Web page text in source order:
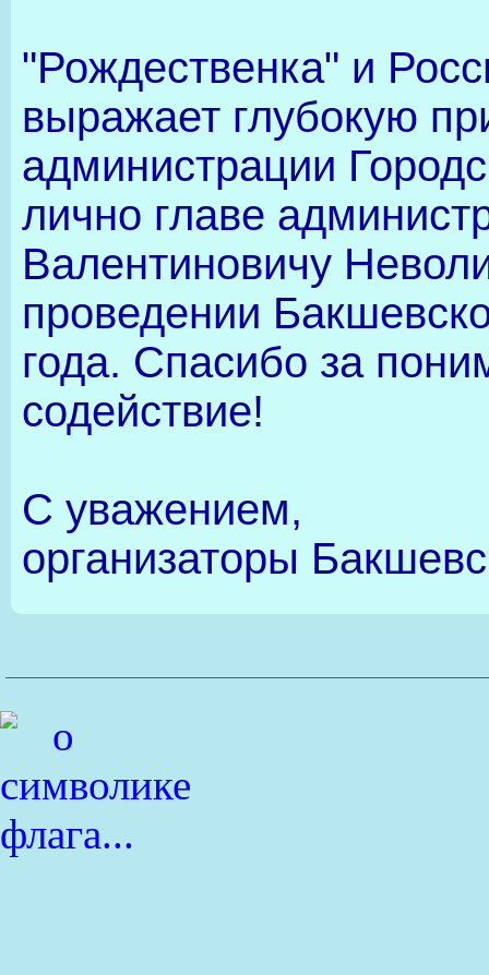
"Рождественка" и
выражает глубокую
администрации
лично главе
Валентиновичу
проведении
года. Спасибо за
содействие!
С уважением,
организаторы